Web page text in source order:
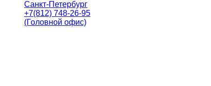
Санкт-Петербург
+7(812) 748-26-95
(Головной офис)